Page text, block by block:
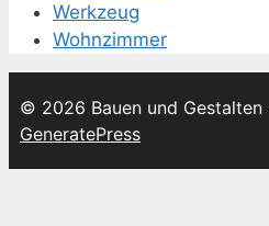
Werkzeug
Wohnzimmer
© 2026 Bauen und Gestalten
GeneratePress